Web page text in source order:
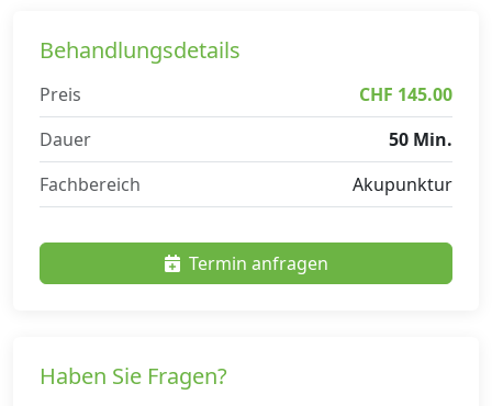
Behandlungsdetails
Preis
CHF 145.00
Dauer
50 Min.
Fachbereich
Akupunktur
Termin anfragen
Haben Sie Fragen?